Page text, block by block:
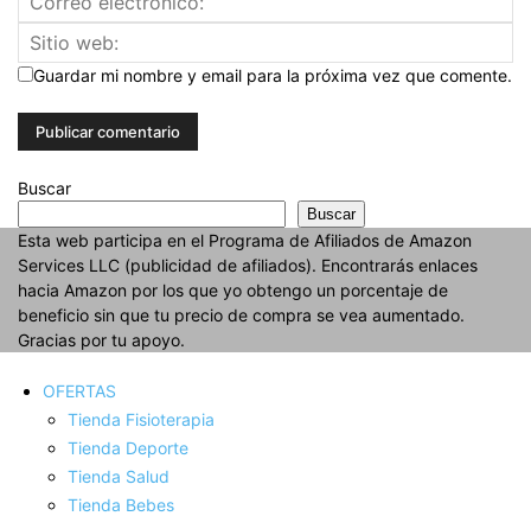
Guardar mi nombre y email para la próxima vez que comente.
Buscar
Buscar
Esta web participa en el Programa de Afiliados de Amazon
Services LLC (publicidad de afiliados). Encontrarás enlaces
hacia Amazon por los que yo obtengo un porcentaje de
beneficio sin que tu precio de compra se vea aumentado.
Gracias por tu apoyo.
OFERTAS
Tienda Fisioterapia
Tienda Deporte
Tienda Salud
Tienda Bebes